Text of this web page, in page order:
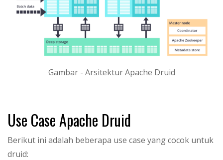
Gambar - Arsitektur Apache Druid
Use Case Apache Druid
Berikut ini adalah beberapa use case yang cocok untuk
druid: